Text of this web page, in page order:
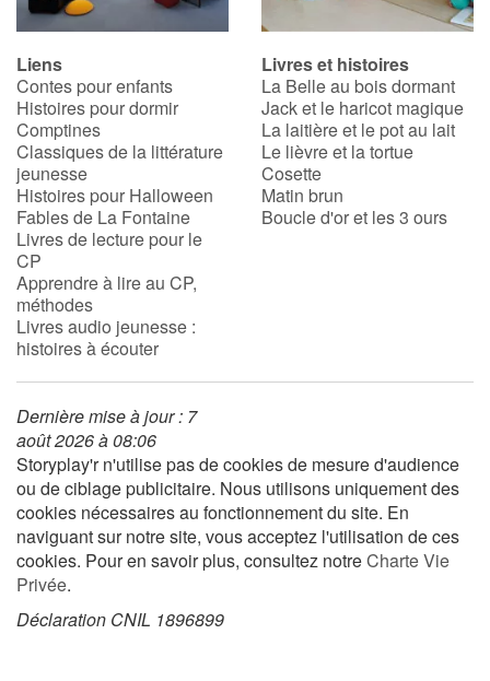
Liens
Contes pour enfants
Histoires pour dormir
Comptines
Classiques de la littérature
jeunesse
Histoires pour Halloween
Fables de La Fontaine
Livres de lecture pour le
CP
Apprendre à lire au CP,
méthodes
Livres audio jeunesse :
histoires à écouter
Livres et histoires
La Belle au bois dormant
Jack et le haricot magique
La laitière et le pot au lait
Le lièvre et la tortue
Cosette
Matin brun
Boucle d'or et les 3 ours
Dernière mise à jour : 7
août 2026 à 08:06
Storyplay'r n'utilise pas de cookies de mesure d'audience
ou de ciblage publicitaire. Nous utilisons uniquement des
cookies nécessaires au fonctionnement du site. En
naviguant sur notre site, vous acceptez l'utilisation de ces
cookies. Pour en savoir plus, consultez notreCharte Vie
Privée.
Déclaration CNIL 1896899